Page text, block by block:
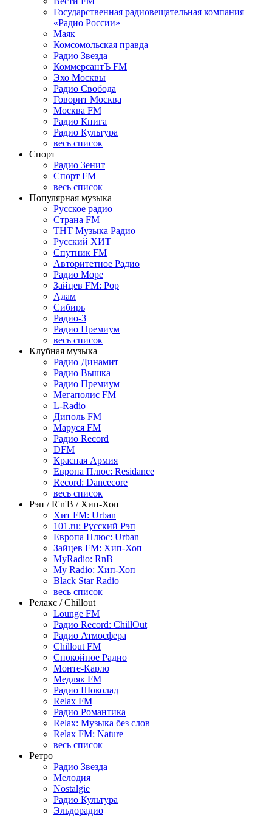
Государственная радиовещательная компания
«Радио России»
Маяк
Комсомольская правда
Радио Звезда
КоммерсантЪ FM
Эхо Москвы
Радио Свобода
Говорит Москва
Москва FM
Радио Книга
Радио Культура
весь список
Спорт
Радио Зенит
Спорт FM
весь список
Популярная музыка
Русское радио
Страна FM
ТНТ Музыка Радио
Русский ХИТ
Спутник FM
Авторитетное Радио
Радио Море
Зайцев FM: Pop
Адам
Сибирь
Радио-3
Радио Премиум
весь список
Клубная музыка
Радио Динамит
Радио Вышка
Радио Премиум
Мегаполис FM
L-Radio
Диполь FM
Маруся FM
Радио Record
DFM
Красная Армия
Европа Плюс: Residance
Record: Dancecore
весь список
Рэп / R'n'B / Хип-Хоп
Хит FM: Urban
101.ru: Русский Рэп
Европа Плюс: Urban
Зайцев FM: Хип-Хоп
MyRadio: RnB
My Radio: Хип-Хоп
Black Star Radio
весь список
Релакс / Chillout
Lounge FM
Радио Record: ChillOut
Радио Атмосфера
Chillout FM
Спокойное Радио
Монте-Карло
Медляк FM
Радио Шоколад
Relax FM
Радио Романтика
Relax: Музыка без слов
Relax FM: Nature
весь список
Ретро
Радио Звезда
Мелодия
Nostalgie
Радио Культура
Эльдорадио